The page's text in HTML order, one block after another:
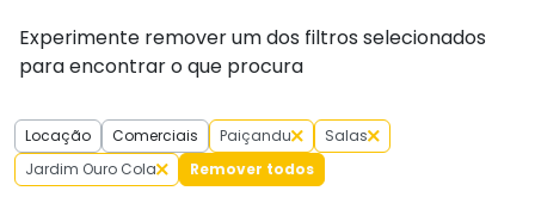
Locação Comerciais Paiçandu
Salas
Jardim Ouro Cola
Remover todos
Experimente remover um dos filtros selecionados
para encontrar o que procura